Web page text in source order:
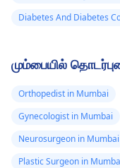
Diabetes And Diabetes
மும்பையில்
Orthopedist in Mumbai
Gynecologist in Mumbai
Neurosurgeon in Mumbai
Plastic Surgeon in